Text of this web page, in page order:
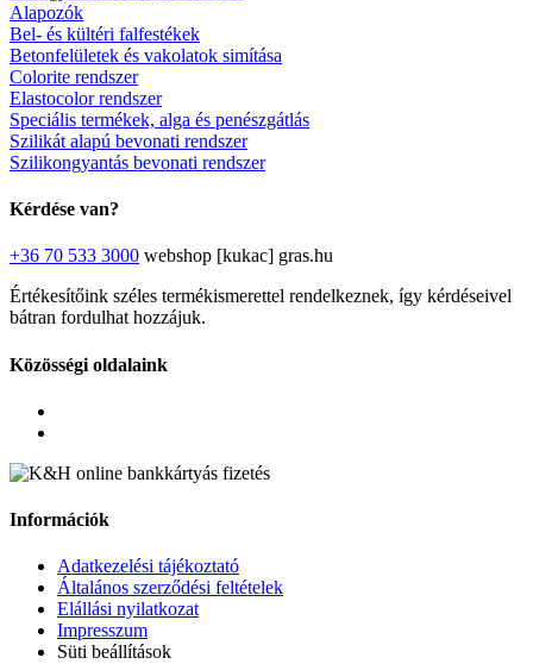
Alapozók
Bel- és kültéri falfestékek
Betonfelületek és vakolatok simítása
Colorite rendszer
Elastocolor rendszer
Speciális termékek, alga és penészgátlás
Szilikát alapú bevonati rendszer
Szilikongyantás bevonati rendszer
Kérdése van?
+36 70 533 3000 webshop [kukac] gras.hu
Értékesítőink széles termékismerettel rendelkeznek, így kérdéseivel
bátran fordulhat hozzájuk.
Közösségi oldalaink
Információk
Adatkezelési tájékoztató
Általános szerződési feltételek
Elállási nyilatkozat
Impresszum
Süti beállítások